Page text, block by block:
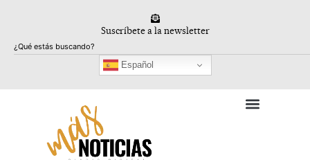
Suscríbete a la newsletter
Buscar
Español